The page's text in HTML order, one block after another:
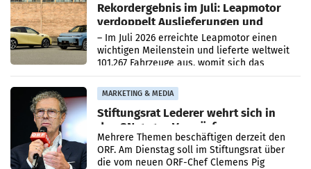
Rekordergebnis im Juli: Leapmotor
verdoppelt Auslieferungen und
überschreitet die 100.000er-Marke
– Im Juli 2026 erreichte Leapmotor einen
wichtigen Meilenstein und lieferte weltweit
101.267 Fahrzeuge aus, womit sich das
Ergebnis gegenüber Juli 2025 mehr als
verdoppelte (+102
MARKETING & MEDIA
Stiftungsrat Lederer wehrt sich in
den SN gegen Vorwürfe
Mehrere Themen beschäftigen derzeit den
ORF. Am Dienstag soll im Stiftungsrat über
die vom neuen ORF-Chef Clemens Pig